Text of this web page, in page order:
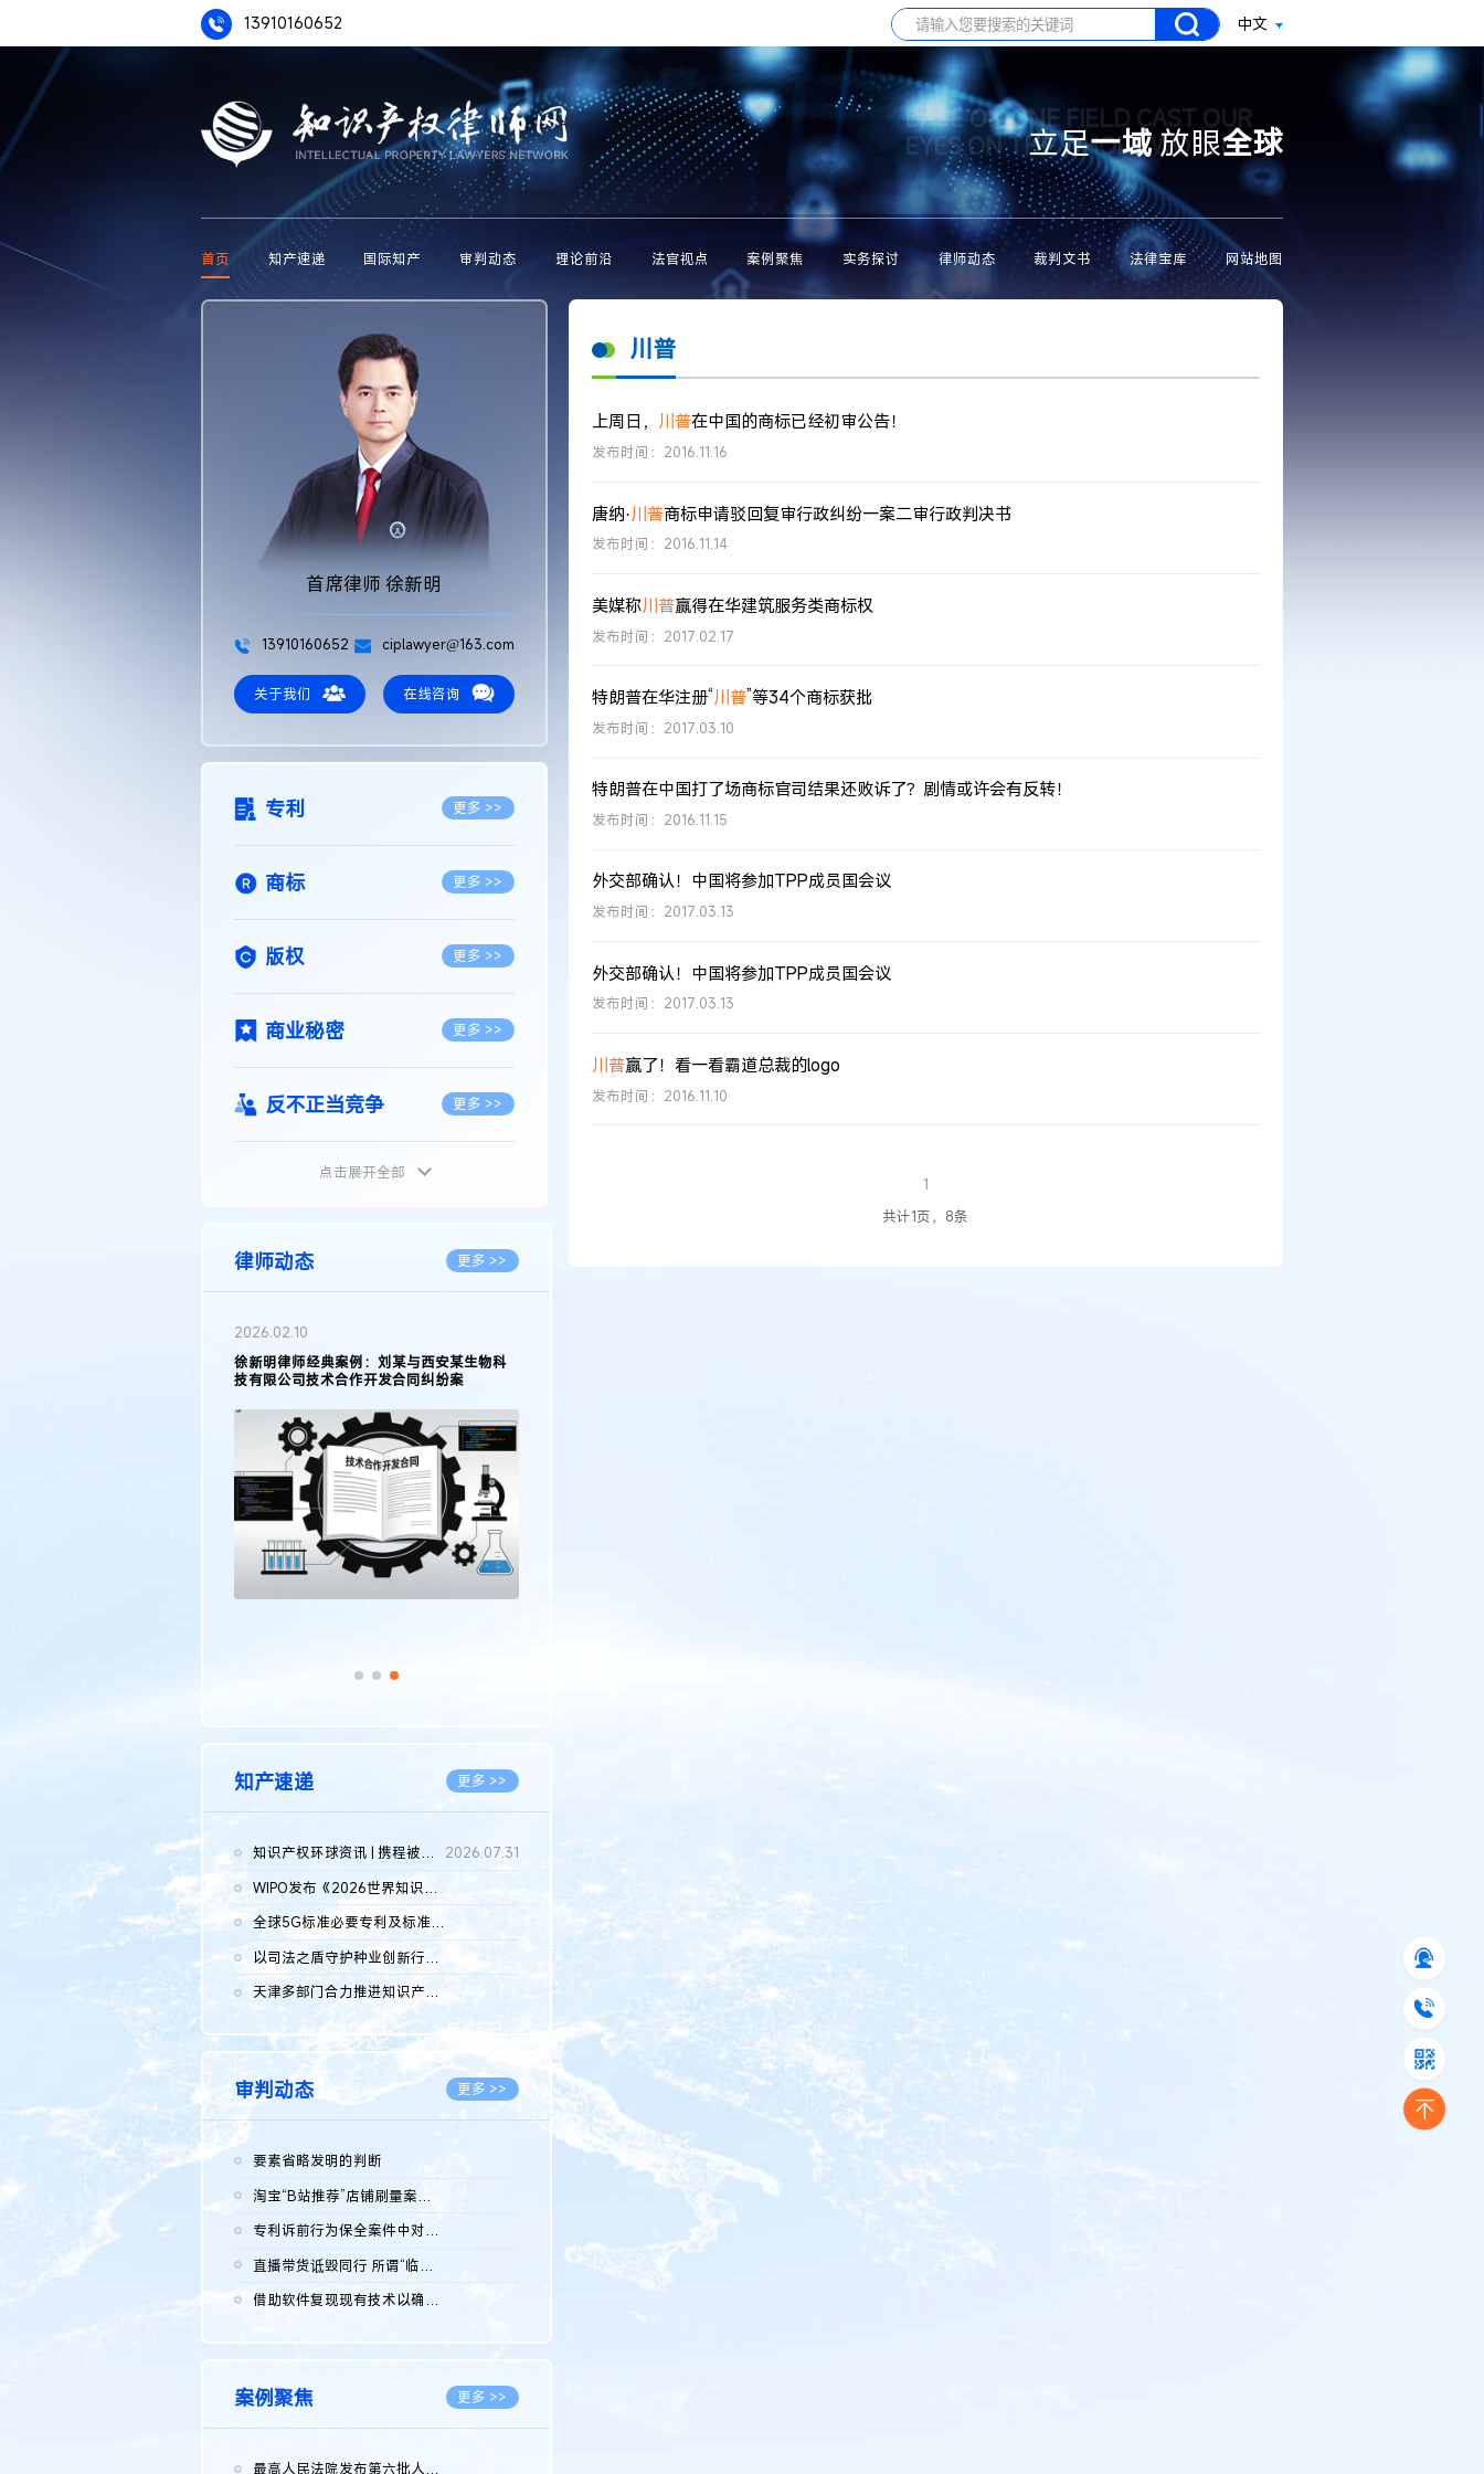
13910160652 中文
BASE ON ONE FIELD CAST OUR
EYES ON THE WHOLE WORLD
立足一域放眼全球
首页 知产速递 国际知产 审判动态 理论前沿 法官视点 案例聚焦 实务探讨 律师动态 裁判文书 法律宝库 网站地图
首席律师 徐新明
13910160652 ciplawyer@163.com
关于我们 在线咨询
专利 更多 >>
商标 更多 >>
版权 更多 >>
商业秘密 更多 >>
反不正当竞争 更多 >>
植物新品种
地理标志 更多 >>
集成电路布图设计
传统文化 更多 >>
点击展开全部
律师动态 更多 >>
2026.02.10
徐新明律师经典案例：刘某与西安某生物科
技有限公司技术合作开发合同纠纷案
知产速递 更多 >>
知识产权环球资讯 | 携程被市监总局罚51.79亿；瑞幸泰国商标案上...
2026.07.31
WIPO发布《2026世界知识产权报告》 含报告全文
全球5G标准必要专利及标准提案研究报告（2026年）全文发布
以司法之盾守护种业创新行稳致远
2026.08.05
天津多部门合力推进知识产权保护工作
2026.08.05
审判动态 更多 >>
要素省略发明的判断
淘宝“B站推荐”店铺刷量案维持原判，两被告连带赔偿150万元
专利诉前行为保全案件中对仿制药申请人曾作出三类声明的考量及违...
直播带货诋毁同行 所谓“临场发挥”不免责
借助软件复现现有技术以确认相关参数特征是否被公开
案例聚焦 更多 >>
最高人民法院发布第六批人民法院种业知识产权司法保护典型案例 含...
川普
上周日， 川普在中国的商标已经初审公告！
发布时间：2016.11.16
唐纳·川普商标申请驳回复审行政纠纷一案二审行政判决书
发布时间：2016.11.14
美媒称川普赢得在华建筑服务类商标权
发布时间：2017.02.17
特朗普在华注册“川普”等34个商标获批
发布时间：2017.03.10
特朗普在中国打了场商标官司结果还败诉了？剧情或许会有反转！
发布时间：2016.11.15
外交部确认！中国将参加TPP成员国会议
发布时间：2017.03.13
外交部确认！中国将参加TPP成员国会议
发布时间：2017.03.13
川普赢了！看一看霸道总裁的logo
发布时间：2016.11.10
1
共计1页，8条